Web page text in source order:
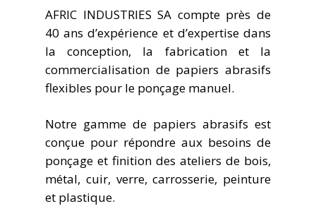
AFRIC INDUSTRIES SA compte près de
40 ans d’expérience et d’expertise dans
la conception, la fabrication et la
commercialisation de papiers abrasifs
flexibles pour le ponçage manuel.
Notre gamme de papiers abrasifs est
conçue pour répondre aux besoins de
ponçage et finition des ateliers de bois,
métal, cuir, verre, carrosserie, peinture
et plastique.